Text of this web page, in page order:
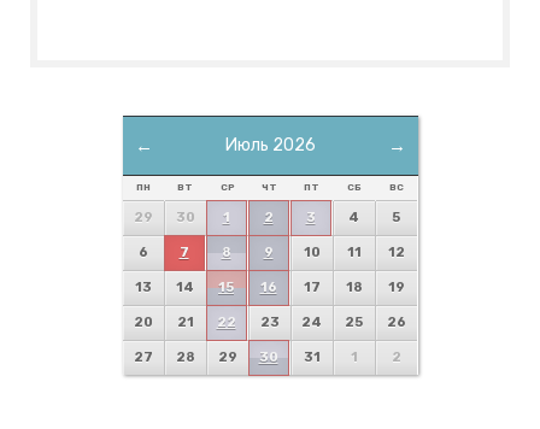
← →
Июль 2026
ПН ВТ СР ЧТ ПТ СБ ВС
29 30 1 2 3 4 5
6 7 8 9 10 11 12
13 14 15 16 17 18 19
20 21 22 23 24 25 26
27 28 29 30 31 1 2